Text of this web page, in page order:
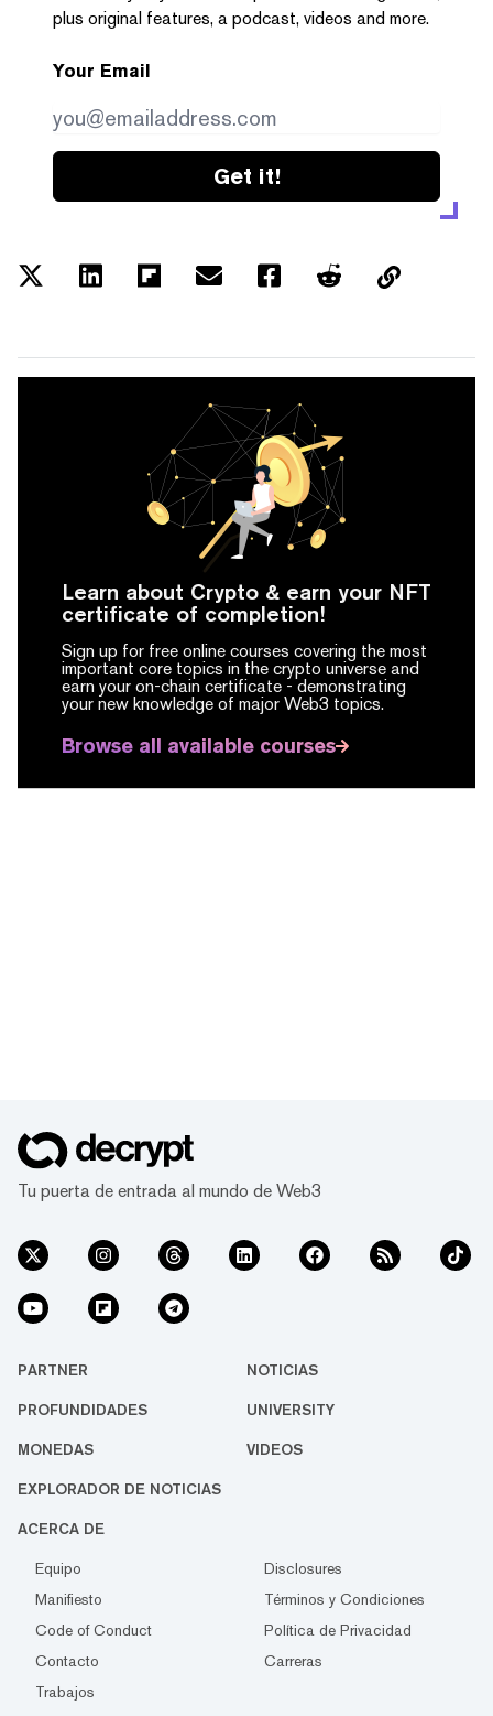
plus original features, a podcast, videos and more.
Your Email
Get it!
Learn about Crypto & earn your NFT
certificate of completion!
Sign up for free online courses covering the most
important core topics in the crypto universe and
earn your on-chain certificate - demonstrating
your new knowledge of major Web3 topics.
Browse all available courses
Tu puerta de entrada al mundo de Web3
PARTNER NOTICIAS
PROFUNDIDADES UNIVERSITY
MONEDAS VIDEOS
EXPLORADOR DE NOTICIAS
ACERCA DE
Equipo
Disclosures
Manifiesto
Términos y Condiciones
Code of Conduct
Política de Privacidad
Contacto
Carreras
Trabajos